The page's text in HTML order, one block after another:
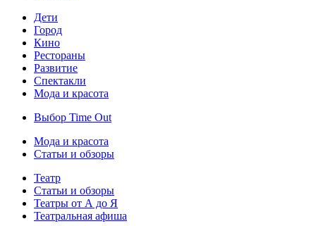
Дети
Город
Кино
Рестораны
Развитие
Спектакли
Мода и красота
Выбор Time Out
Мода и красота
Статьи и обзоры
Театр
Статьи и обзоры
Театры от А до Я
Театральная афиша